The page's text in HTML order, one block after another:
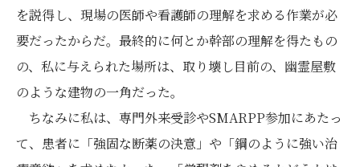
を説得し、現場の医師や看護師の理解を求める作業が必
要だったからだ。最終的に何とか幹部の理解を得たもの
の、私に与えられた場所は、取り壊し目前の、幽霊屋敷
のような建物の一角だった。
ちなみに私は、専門外来受診やSMARPP参加にあたっ
て、患者に「強固な断薬の決意」や「鋼のように強い治